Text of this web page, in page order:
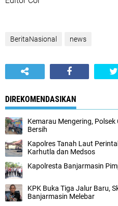
BeritaNasional news
DIREKOMENDASIKAN
Kemarau Mengering,
Bersih
Kapolres Tanah Laut
Karhutla dan Medsos
Kapolresta Banjarmasin
KPK Buka Tiga Jalur Baru,
Banjarmasin Melebar